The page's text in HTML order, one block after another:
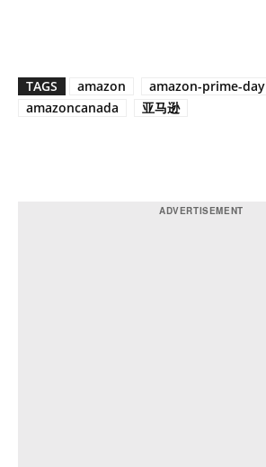
TAGS amazon
amazon-prime-day
amazoncanada
亚马逊